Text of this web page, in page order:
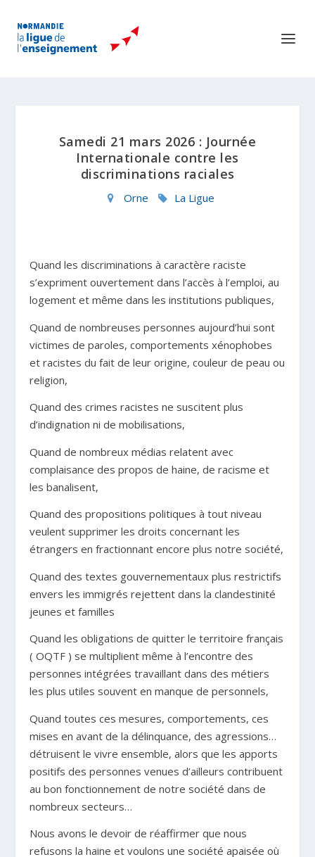
Samedi 21 mars 2026 : Journée
Internationale contre les
discriminations raciales
Orne La Ligue
Quand les discriminations à caractère raciste
s’expriment ouvertement dans l’accès à l’emploi, au
logement et même dans les institutions publiques,
Quand de nombreuses personnes aujourd’hui sont
victimes de paroles, comportements xénophobes
et racistes du fait de leur origine, couleur de peau ou
religion,
Quand des crimes racistes ne suscitent plus
d’indignation ni de mobilisations,
Quand de nombreux médias relatent avec
complaisance des propos de haine, de racisme et
les banalisent,
Quand des propositions politiques à tout niveau
veulent supprimer les droits concernant les
étrangers en fractionnant encore plus notre société,
Quand des textes gouvernementaux plus restrictifs
envers les immigrés rejettent dans la clandestinité
jeunes et familles
Quand les obligations de quitter le territoire français
( OQTF ) se multiplient même à l’encontre des
personnes intégrées travaillant dans des métiers
les plus utiles souvent en manque de personnels,
Quand toutes ces mesures, comportements, ces
mises en avant de la délinquance, des agressions…
détruisent le vivre ensemble, alors que les apports
positifs des personnes venues d’ailleurs contribuent
au bon fonctionnement de notre société dans de
nombreux secteurs…
Nous avons le devoir de réaffirmer que nous
refusons la haine et voulons une société apaisée où